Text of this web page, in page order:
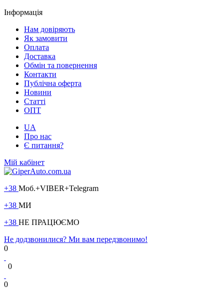
Інформація
Нам довіряють
Як замовити
Оплата
Доставка
Обмін та повернення
Контакти
Публічна оферта
Новини
Статті
ОПТ
UA
Про нас
Є питання?
Мій кабінет
+38 Моб.+VIBER+Telegram
+38 МИ
+38 НЕ ПРАЦЮЄМО
Не додзвонилися? Ми вам передзвонимо!
0
0
0